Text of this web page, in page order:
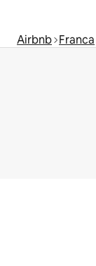
Airbnb Franca